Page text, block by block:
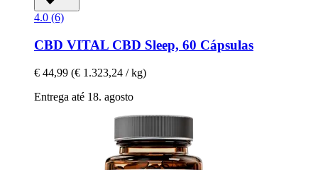
4.0 (6)
CBD VITAL CBD Sleep, 60 Cápsulas
€ 44,99 (€ 1.323,24 / kg)
Entrega até 18. agosto